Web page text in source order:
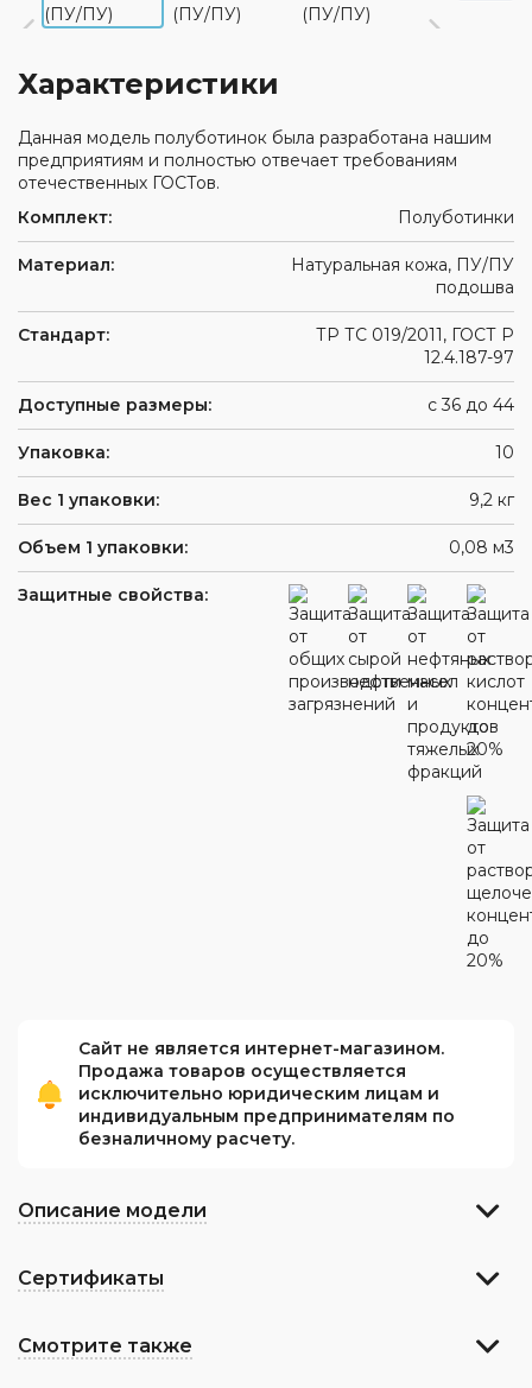
одежда
Одноразовая
Одежда
для
Обувь
от
температур
Аксессуары
для
головы
Средства
защиты
фартуки
Наколенники
Диэлектрические
фурнитура
Характеристики
Данная модель полуботинок была разработана нашим
предприятиям и полностью отвечает требованиям
отечественных ГОСТов.
Комплект:
Полуботинки
Материал:
Натуральная кожа, ПУ/ПУ
подошва
Стандарт:
ТР ТС 019/2011, ГОСТ Р
12.4.187-97
Доступные размеры: с 36 до 44
Упаковка: 10
Вес 1 упаковки: 9,2 кг
Объем 1 упаковки: 0,08 м3
Защитные свойства:
Сайт не является интернет-магазином.
Продажа товаров осуществляется
исключительно юридическим лицам и
индивидуальным предпринимателям по
безналичному расчету.
Описание модели
Сертификаты
Смотрите также